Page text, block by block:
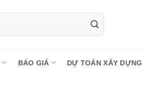
BÁO GIÁ DỰ TOÁN XÂY DỰNG